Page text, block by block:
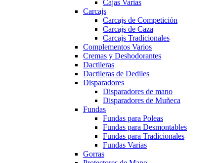
Cajas Varias
Carcajs
Carcajs de Competición
Carcajs de Caza
Carcajs Tradicionales
Complementos Varios
Cremas y Deshodorantes
Dactileras
Dactileras de Dediles
Disparadores
Disparadores de mano
Disparadores de Muñeca
Fundas
Fundas para Poleas
Fundas para Desmontables
Fundas para Tradicionales
Fundas Varias
Gorras